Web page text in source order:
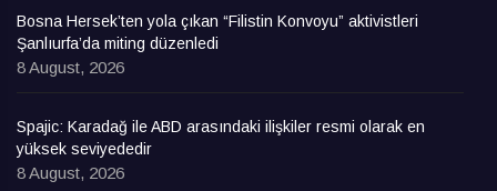
Bosna Hersek’ten yola çıkan “Filistin Konvoyu” aktivistleri
Şanlıurfa’da miting düzenledi
8 August, 2026
Spajic: Karadağ ile ABD arasındaki ilişkiler resmi olarak en
yüksek seviyededir
8 August, 2026